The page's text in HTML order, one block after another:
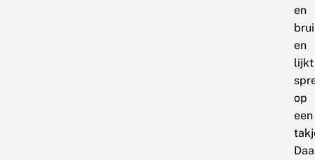
en
en
lijkt
op
een